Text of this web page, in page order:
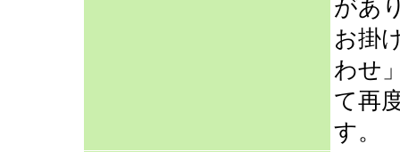
があ
お掛
わせ
て再
す。